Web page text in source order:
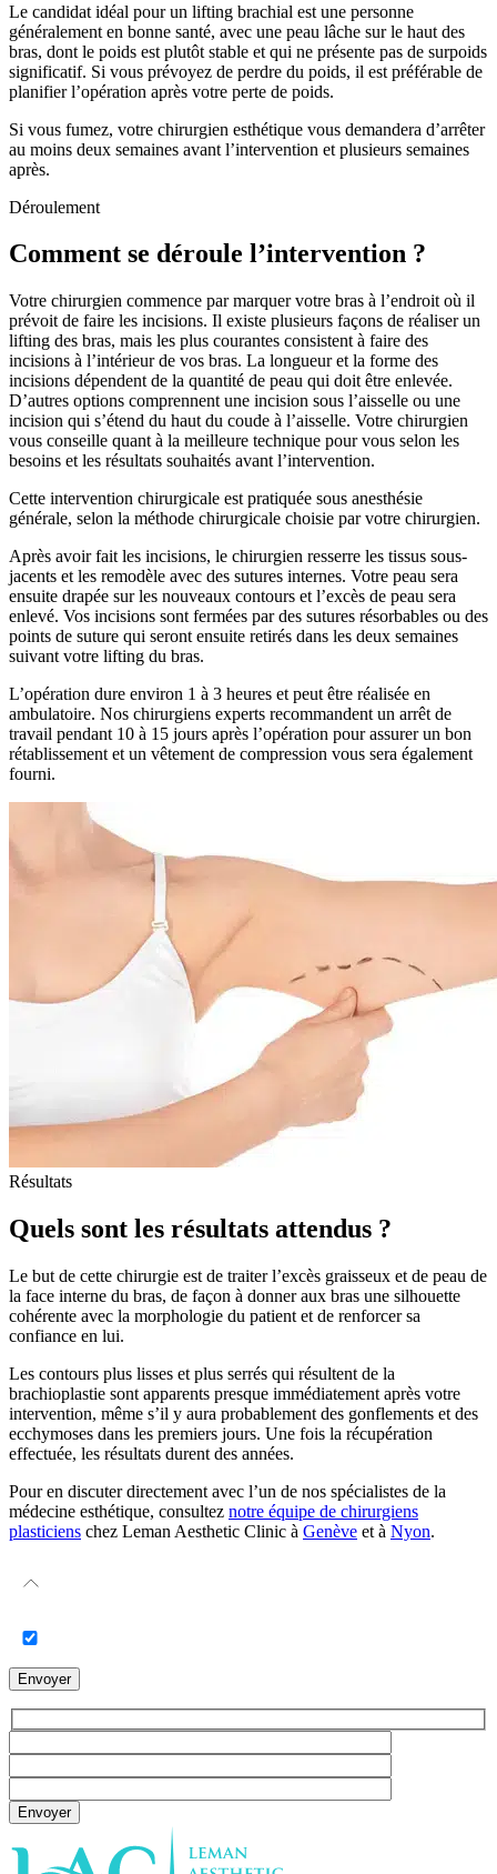
Le candidat idéal pour un lifting brachial est une personne
généralement en bonne santé, avec une peau lâche sur le haut des
bras, dont le poids est plutôt stable et qui ne présente pas de surpoids
significatif. Si vous prévoyez de perdre du poids, il est préférable de
planifier l’opération après votre perte de poids.
Si vous fumez, votre chirurgien esthétique vous demandera d’arrêter
au moins deux semaines avant l’intervention et plusieurs semaines
après.
Déroulement
Comment se déroule l’intervention ?
Votre chirurgien commence par marquer votre bras à l’endroit où il
prévoit de faire les incisions. Il existe plusieurs façons de réaliser un
lifting des bras, mais les plus courantes consistent à faire des
incisions à l’intérieur de vos bras. La longueur et la forme des
incisions dépendent de la quantité de peau qui doit être enlevée.
D’autres options comprennent une incision sous l’aisselle ou une
incision qui s’étend du haut du coude à l’aisselle. Votre chirurgien
vous conseille quant à la meilleure technique pour vous selon les
besoins et les résultats souhaités avant l’intervention.
Cette intervention chirurgicale est pratiquée sous anesthésie
générale, selon la méthode chirurgicale choisie par votre chirurgien.
Après avoir fait les incisions, le chirurgien resserre les tissus sous-
jacents et les remodèle avec des sutures internes. Votre peau sera
ensuite drapée sur les nouveaux contours et l’excès de peau sera
enlevé. Vos incisions sont fermées par des sutures résorbables ou des
points de suture qui seront ensuite retirés dans les deux semaines
suivant votre lifting du bras.
L’opération dure environ 1 à 3 heures et peut être réalisée en
ambulatoire. Nos chirurgiens experts recommandent un arrêt de
travail pendant 10 à 15 jours après l’opération pour assurer un bon
rétablissement et un vêtement de compression vous sera également
fourni.
Résultats
Quels sont les résultats attendus ?
Le but de cette chirurgie est de traiter l’excès graisseux et de peau de
la face interne du bras, de façon à donner aux bras une silhouette
cohérente avec la morphologie du patient et de renforcer sa
confiance en lui.
Les contours plus lisses et plus serrés qui résultent de la
brachioplastie sont apparents presque immédiatement après votre
intervention, même s’il y aura probablement des gonflements et des
ecchymoses dans les premiers jours. Une fois la récupération
effectuée, les résultats durent des années.
Pour en discuter directement avec l’un de nos spécialistes de la
médecine esthétique, consultez notre équipe de chirurgiens
plasticiens chez Leman Aesthetic Clinic à Genève et à Nyon.
Envoyer
Envoyer